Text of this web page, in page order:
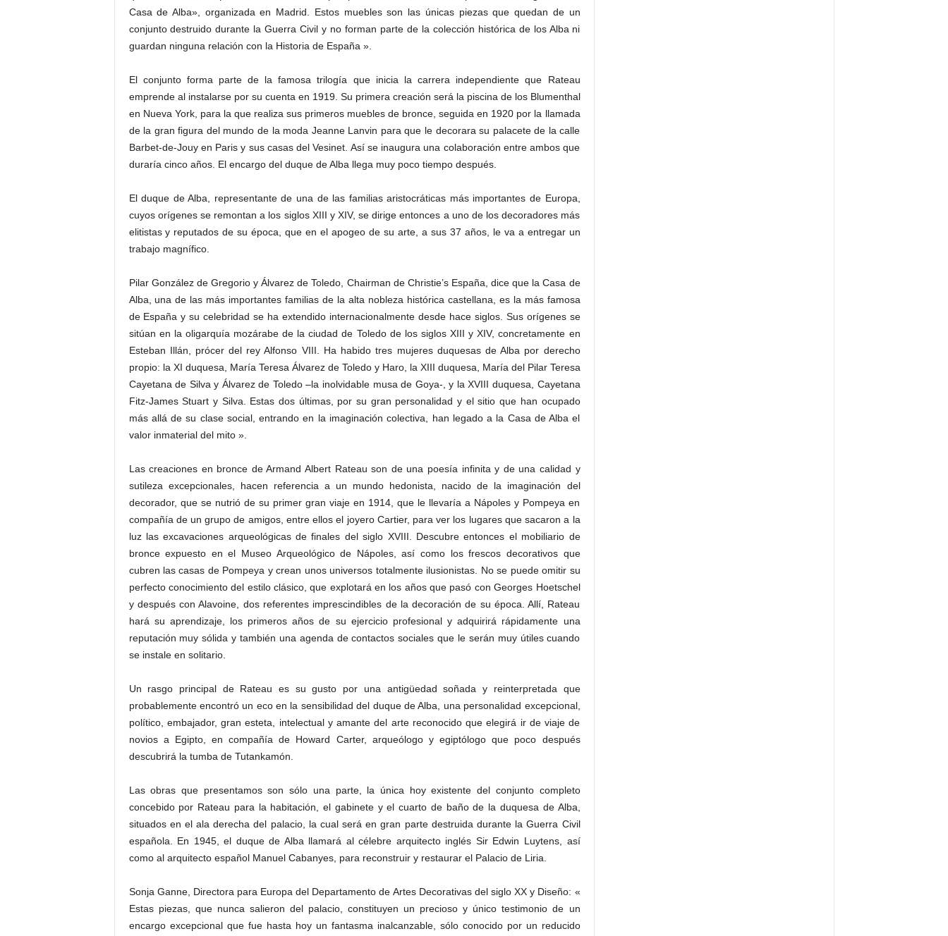
Casa de Alba», organizada en Madrid. Estos muebles son las únicas piezas que quedan de un
conjunto destruido durante la Guerra Civil y no forman parte de la colección histórica de los Alba ni
guardan ninguna relación con la Historia de España ».
El conjunto forma parte de la famosa trilogía que inicia la carrera independiente que Rateau
emprende al instalarse por su cuenta en 1919. Su primera creación será la piscina de los Blumenthal
en Nueva York, para la que realiza sus primeros muebles de bronce, seguida en 1920 por la llamada
de la gran figura del mundo de la moda Jeanne Lanvin para que le decorara su palacete de la calle
Barbet-de-Jouy en Paris y sus casas del Vesinet. Así se inaugura una colaboración entre ambos que
duraría cinco años. El encargo del duque de Alba llega muy poco tiempo después.
El duque de Alba, representante de una de las familias aristocráticas más importantes de Europa,
cuyos orígenes se remontan a los siglos XIII y XIV, se dirige entonces a uno de los decoradores más
elitistas y reputados de su época, que en el apogeo de su arte, a sus 37 años, le va a entregar un
trabajo magnífico.
Pilar González de Gregorio y Álvarez de Toledo, Chairman de Christie’s España, dice que la Casa de
Alba, una de las más importantes familias de la alta nobleza histórica castellana, es la más famosa
de España y su celebridad se ha extendido internacionalmente desde hace siglos. Sus orígenes se
sitúan en la oligarquía mozárabe de la ciudad de Toledo de los siglos XIII y XIV, concretamente en
Esteban Illán, prócer del rey Alfonso VIII. Ha habido tres mujeres duquesas de Alba por derecho
propio: la XI duquesa, María Teresa Álvarez de Toledo y Haro, la XIII duquesa, María del Pilar Teresa
Cayetana de Silva y Álvarez de Toledo –la inolvidable musa de Goya-, y la XVIII duquesa, Cayetana
Fitz-James Stuart y Silva. Estas dos últimas, por su gran personalidad y el sitio que han ocupado
más allá de su clase social, entrando en la imaginación colectiva, han legado a la Casa de Alba el
valor inmaterial del mito ».
Las creaciones en bronce de Armand Albert Rateau son de una poesía infinita y de una calidad y
sutileza excepcionales, hacen referencia a un mundo hedonista, nacido de la imaginación del
decorador, que se nutrió de su primer gran viaje en 1914, que le llevaría a Nápoles y Pompeya en
compañía de un grupo de amigos, entre ellos el joyero Cartier, para ver los lugares que sacaron a la
luz las excavaciones arqueológicas de finales del siglo XVIII. Descubre entonces el mobiliario de
bronce expuesto en el Museo Arqueológico de Nápoles, así como los frescos decorativos que
cubren las casas de Pompeya y crean unos universos totalmente ilusionistas. No se puede omitir su
perfecto conocimiento del estilo clásico, que explotará en los años que pasó con Georges Hoetschel
y después con Alavoine, dos referentes imprescindibles de la decoración de su época. Allí, Rateau
hará su aprendizaje, los primeros años de su ejercicio profesional y adquirirá rápidamente una
reputación muy sólida y también una agenda de contactos sociales que le serán muy útiles cuando
se instale en solitario.
Un rasgo principal de Rateau es su gusto por una antigüedad soñada y reinterpretada que
probablemente encontró un eco en la sensibilidad del duque de Alba, una personalidad excepcional,
político, embajador, gran esteta, intelectual y amante del arte reconocido que elegirá ir de viaje de
novios a Egipto, en compañía de Howard Carter, arqueólogo y egiptólogo que poco después
descubrirá la tumba de Tutankamón.
Las obras que presentamos son sólo una parte, la única hoy existente del conjunto completo
concebido por Rateau para la habitación, el gabinete y el cuarto de baño de la duquesa de Alba,
situados en el ala derecha del palacio, la cual será en gran parte destruida durante la Guerra Civil
española. En 1945, el duque de Alba llamará al célebre arquitecto inglés Sir Edwin Luytens, así
como al arquitecto español Manuel Cabanyes, para reconstruir y restaurar el Palacio de Liria.
Sonja Ganne, Directora para Europa del Departamento de Artes Decorativas del siglo XX y Diseño: «
Estas piezas, que nunca salieron del palacio, constituyen un precioso y único testimonio de un
encargo excepcional que fue hasta hoy un fantasma inalcanzable, sólo conocido por un reducido